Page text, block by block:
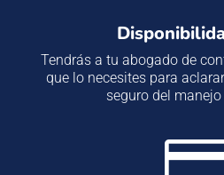
Tendrás a tu abogado de
que lo necesites para
seguro del